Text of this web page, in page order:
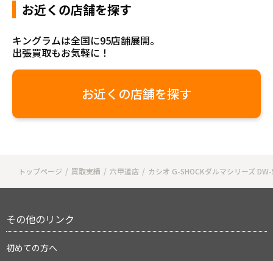
お近くの店舗を探す
キングラムは全国に95店舗展開。
出張買取もお気軽に！
お近くの店舗を探す
トップページ 買取実績 六甲道店 カシオ G-SHOCKダルマシリーズ
その他のリンク
初めての方へ